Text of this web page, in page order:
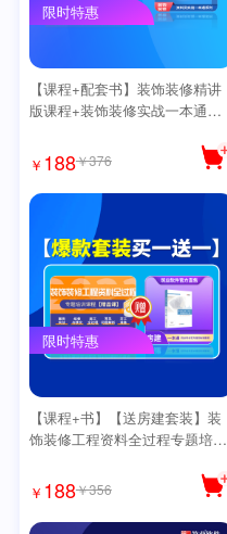
限时特惠
【课程+配套书】装饰装修精讲
版课程+装饰装修实战一本通
￥ 188￥376
限时特惠
【课程+书】【送房建套装】装
饰装修工程资料全过程专题培训
下载）
￥ 188￥356